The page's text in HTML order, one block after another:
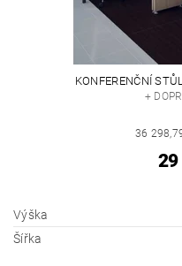
KONFERENČNÍ
+
36
29
Výška
Šířka